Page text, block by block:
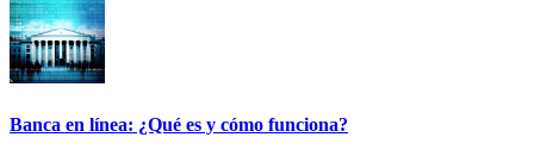
Banca en línea: ¿Qué es y cómo funciona?